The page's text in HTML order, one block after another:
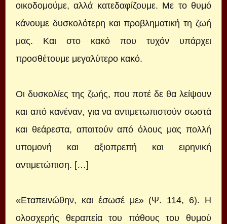
οικοδομούμε, αλλά κατεδαφίζουμε. Με το θυμό
κάνουμε δυσκολότερη και προβληματική τη ζωή
μας. Και στο κακό που τυχόν υπάρχει
προσθέτουμε μεγαλύτερο κακό.
Οι δυσκολίες της ζωής, που ποτέ δε θα λείψουν
και από κανέναν, για να αντιμετωπιστούν σωστά
και θεάρεστα, απαιτούν από όλους μας πολλή
υπομονή και αξιοπρεπή και ειρηνική
αντιμετώπιση. […]
«Εταπεινώθην, και έσωσέ με» (Ψ. 114, 6). Η
ολοσχερής θεραπεία του πάθους του θυμού